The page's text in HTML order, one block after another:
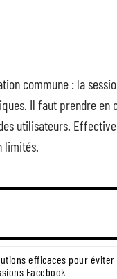
commune : la
Il faut prendre en
utilisateurs.
limités.
efficaces pour éviter
Facebook